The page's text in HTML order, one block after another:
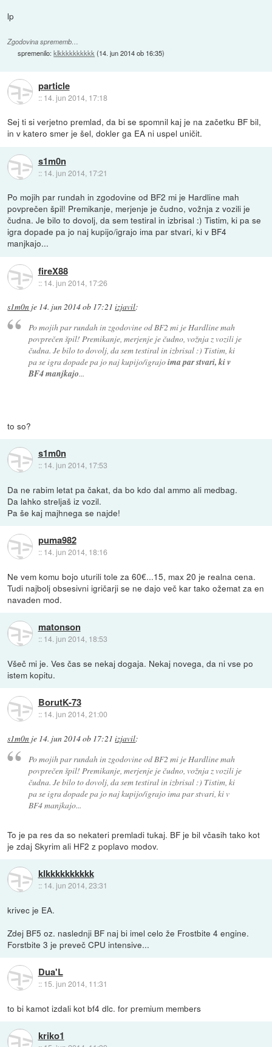
lp
Zgodovina sprememb…
spremenilo:klkkkkkkkkkk (14. jun 2014 ob 16:35)
particle
:: 14. jun 2014, 17:18
Sej ti si verjetno premlad, da bi se spomnil kaj je na začetku BF bil,
in v katero smer je šel, dokler ga EA ni uspel uničit.
s1m0n
:: 14. jun 2014, 17:21
Po mojih par rundah in zgodovine od BF2 mi je Hardline mah
povprečen špil! Premikanje, merjenje je čudno, vožnja z vozili je
čudna. Je bilo to dovolj, da sem testiral in izbrisal :) Tistim, ki pa se
igra dopade pa jo naj kupijo/igrajo ima par stvari, ki v BF4
manjkajo...
fireX88
:: 14. jun 2014, 17:26
s1m0n je 14. jun 2014 ob 17:21 izjavil:
Po mojih par rundah in zgodovine od BF2 mi je Hardline mah
povprečen špil! Premikanje, merjenje je čudno, vožnja z vozili je
čudna. Je bilo to dovolj, da sem testiral in izbrisal :) Tistim, ki
pa se igra dopade pa jo naj kupijo/igrajoima par stvari, ki v
BF4 manjkajo...
to so?
s1m0n
:: 14. jun 2014, 17:53
Da ne rabim letat pa čakat, da bo kdo dal ammo ali medbag.
Da lahko streljaš iz vozil.
Pa še kaj majhnega se najde!
puma982
:: 14. jun 2014, 18:16
Ne vem komu bojo uturili tole za 60€...15, max 20 je realna cena.
Tudi najbolj obsesivni igričarji se ne dajo več kar tako ožemat za en
navaden mod.
matonson
:: 14. jun 2014, 18:53
Všeč mi je. Ves čas se nekaj dogaja. Nekaj novega, da ni vse po
istem kopitu.
BorutK-73
:: 14. jun 2014, 21:00
s1m0n je 14. jun 2014 ob 17:21 izjavil:
Po mojih par rundah in zgodovine od BF2 mi je Hardline mah
povprečen špil! Premikanje, merjenje je čudno, vožnja z vozili je
čudna. Je bilo to dovolj, da sem testiral in izbrisal :) Tistim, ki
pa se igra dopade pa jo naj kupijo/igrajo ima par stvari, ki v
BF4 manjkajo...
To je pa res da so nekateri premladi tukaj. BF je bil včasih tako kot
je zdaj Skyrim ali HF2 z poplavo modov.
klkkkkkkkkkk
:: 14. jun 2014, 23:31
krivec je EA.
Zdej BF5 oz. naslednji BF naj bi imel celo že Frostbite 4 engine.
Forstbite 3 je preveč CPU intensive...
Dua'L
:: 15. jun 2014, 11:31
to bi kamot izdali kot bf4 dlc. for premium members
kriko1